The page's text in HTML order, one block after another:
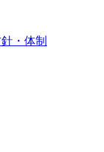
・体制